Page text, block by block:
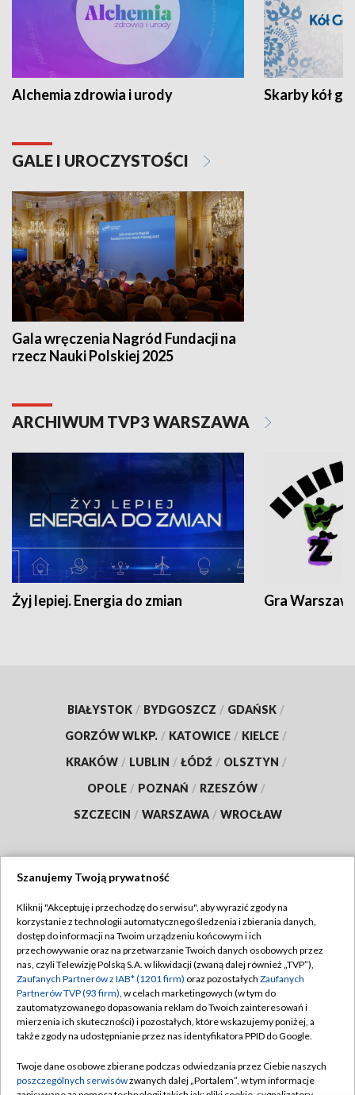
Alchemia zdrowia i urody Skarby kół
GALE I UROCZYSTOŚCI
Gala wręczenia Nagród Fundacji na
rzecz Nauki Polskiej 2025
ARCHIWUM TVP3 WARSZAWA
Żyj lepiej. Energia do zmian Gra
BIAŁYSTOK / BYDGOSZCZ / GDAŃSK /
GORZÓW WLKP. / KATOWICE / KIELCE /
KRAKÓW / LUBLIN / ŁÓDŹ / OLSZTYN /
OPOLE / POZNAŃ / RZESZÓW /
SZCZECIN / WARSZAWA / WROCŁAW
TVP
Abonament TVP
Emisja w TVP
Centrum informacji TVP
Naziemna Telewizja Cyfrowa
Rada Programowa
Regulamin TVP
Polityka prywatności
Moje zgody
Pomoc
Kontakt
Szanujemy Twoją prywatność
Kliknij "Akceptuję i przechodzę do serwisu", aby wyrazić zgody na
korzystanie z technologii automatycznego śledzenia i zbierania danych,
dostęp do informacji na Twoim urządzeniu końcowym i ich
przechowywanie oraz na przetwarzanie Twoich danych osobowych przez
nas, czyli Telewizję Polską S.A. w likwidacji (zwaną dalej również „TVP”),
Zaufanych Partnerów z IAB* (1201 firm) oraz pozostałych Zaufanych
Partnerów TVP (93 firm), w celach marketingowych (w tym do
zautomatyzowanego dopasowania reklam do Twoich zainteresowań i
mierzenia ich skuteczności) i pozostałych, które wskazujemy poniżej, a
także zgody na udostępnianie przez nas identyfikatora PPID do Google.
Twoje dane osobowe zbierane podczas odwiedzania przez Ciebie naszych
poszczególnych serwisówzwanych dalej „Portalem”, w tym informacje